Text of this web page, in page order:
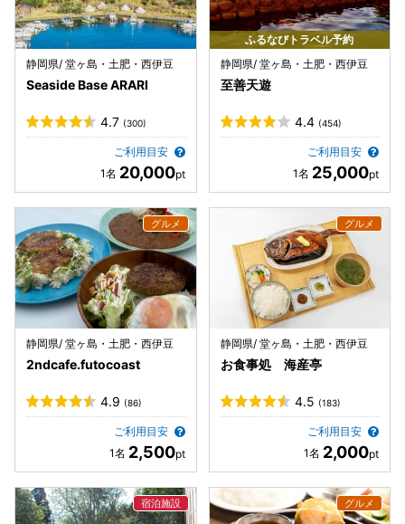
静岡県/ 堂ヶ島・土肥・西伊豆
Seaside Base ARARI
4.7 (300)
ご利用目安
20,000
ふるなびトラベル予約
静岡県/ 堂ヶ島・土肥・西伊豆
至善天遊
4.4 (454)
ご利用目安
25,000
静岡県/ 堂ヶ島・土肥・西伊豆
2ndcafe.futocoast
4.9 (86)
ご利用目安
2,500
静岡県/ 堂ヶ島・土肥・西伊豆
お食事処 海産亭
4.5 (183)
ご利用目安
2,000